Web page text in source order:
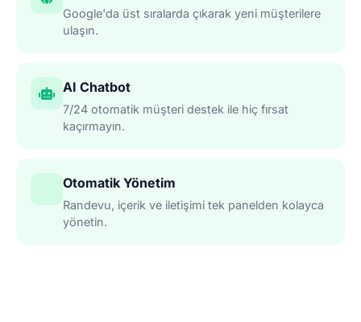
Google'da üst sıralarda çıkarak yeni müşterilere
ulaşın.
AI Chatbot
7/24 otomatik müşteri destek ile hiç fırsat
kaçırmayın.
Otomatik Yönetim
Randevu, içerik ve iletişimi tek panelden kolayca
yönetin.